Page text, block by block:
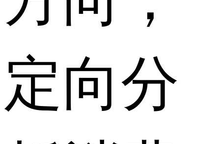
定向分